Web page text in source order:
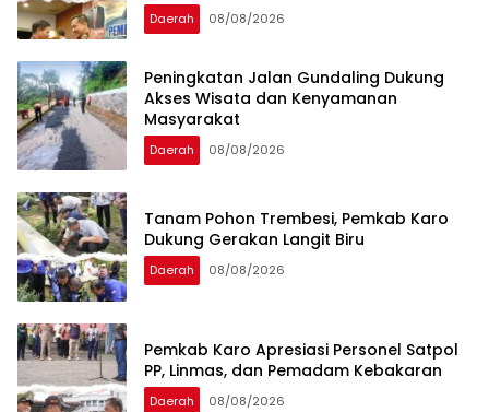
Daerah 08/08/2026
Peningkatan Jalan Gundaling Dukung
Akses Wisata dan Kenyamanan
Masyarakat
Daerah 08/08/2026
Tanam Pohon Trembesi, Pemkab Karo
Dukung Gerakan Langit Biru
Daerah 08/08/2026
Pemkab Karo Apresiasi Personel Satpol
PP, Linmas, dan Pemadam Kebakaran
Daerah 08/08/2026